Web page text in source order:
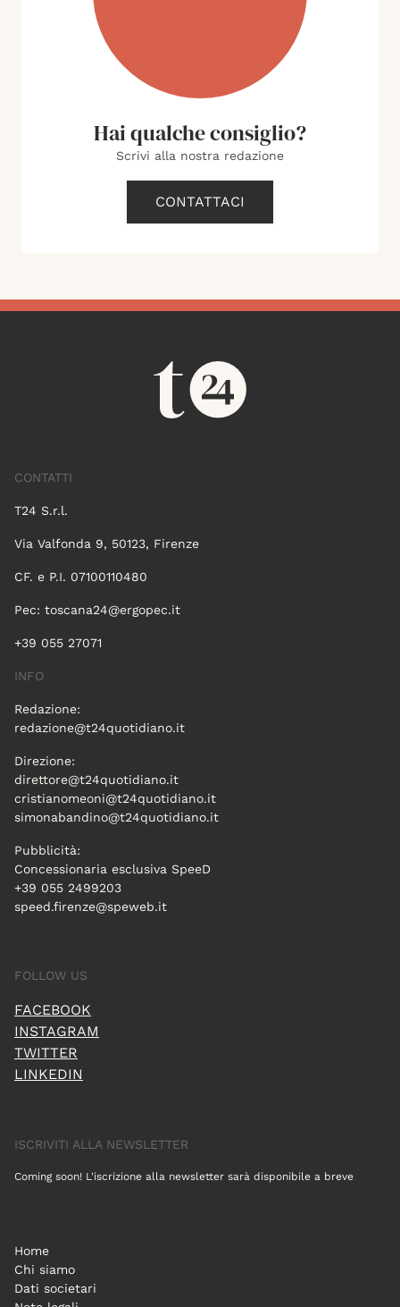
Hai qualche consiglio?
Scrivi alla nostra redazione
CONTATTACI
CONTATTI
T24 S.r.l.
Via Valfonda 9, 50123, Firenze
CF. e P.I. 07100110480
Pec: toscana24@ergopec.it
+39 055 27071
INFO
Redazione:
redazione@t24quotidiano.it
Direzione:
direttore@t24quotidiano.it
cristianomeoni@t24quotidiano.it
simonabandino@t24quotidiano.it
Pubblicità:
Concessionaria esclusiva SpeeD
+39 055 2499203
speed.firenze@speweb.it
FOLLOW US
FACEBOOK
INSTAGRAM
TWITTER
LINKEDIN
ISCRIVITI ALLA NEWSLETTER
Coming soon! L'iscrizione alla newsletter sarà disponibile a breve
Home
Chi siamo
Dati societari